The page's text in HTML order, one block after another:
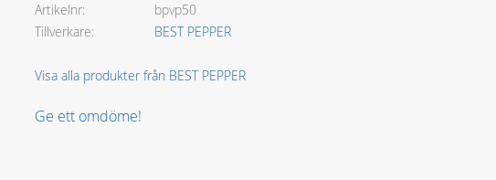
Artikelnr
bpvp50
Tillverkare
BEST PEPPER
Visa alla produkter från BEST PEPPER
Ge ett omdöme!